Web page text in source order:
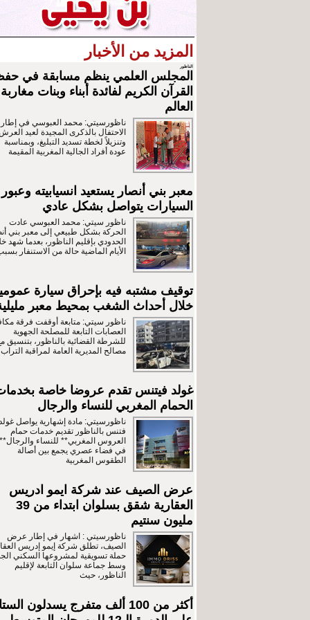
المزيد من الأخبار
الناظور
المجلس العلمي ينظم مسابقة في
القرآن الكريم لفائدة أبناء وبنات مغاربة
العالم
ناظورسيتي: محمد العبوسي في إطار
الاحتفال بالذكرى المجيدة لعيد
وتنزيلاً لخطة تسديد التبليغ، وبمناسبة
عودة أفراد الجالية المغربية المقيمة
معبر بني أنصار يستعيد انسيابيته وعبور
السيارات يتواصل بشكل عادي
ناظور سيتي: محمد العبوسي عادت
الحركة بشكل طبيعي إلى معبر بني
الحدودي بإقليم الناظور، بعدما شهد
الأيام الماضية حالة من الاستنفار
توقيف مشتبه فيه بإحراق سيارة
خلال أحداث الشغب بمحيط معبر
ناظور سيتي: متابعة أوقفت فرقة
العصابات التابعة للمصلحة الجهوية
للشرطة القضائية بالناظور، بتنسيق
مصالح المديرية العامة لمراقبة التراب
غولد فيتنس تقدم عروضا خاصة
الحمام المغربي للنساء والرجال
ناظورسيتي: مادة إشهارية يواصل
فتنس بالناظور تقديم خدمات حمام
العروس المغربي** للنساء
في فضاء عصري يجمع بين أصالة
الطقوس المغربية
عرض الصيف عند شركة ايمو ادريس
العقارية شقق بسلوان ابتداء من 39
مليون سنتيم
ناظورسيتي : اشهار في إطار عرض
الصيف، تطلق شركة إيمو إدريس
حملة تسويقية لمشروعها السكني
وسط جماعة سلوان التابعة لإقليم
الناظور، حيث
أكثر من 100 ألف متفرج يسدلون